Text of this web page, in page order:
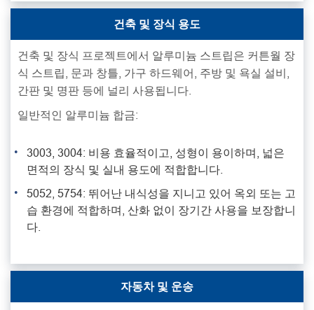
건축 및 장식 용도
건축 및 장식 프로젝트에서 알루미늄 스트립은 커튼월 장
식 스트립, 문과 창틀, 가구 하드웨어, 주방 및 욕실 설비,
간판 및 명판 등에 널리 사용됩니다.
일반적인 알루미늄 합금:
3003, 3004: 비용 효율적이고, 성형이 용이하며, 넓은
면적의 장식 및 실내 용도에 적합합니다.
5052, 5754: 뛰어난 내식성을 지니고 있어 옥외 또는 고
습 환경에 적합하며, 산화 없이 장기간 사용을 보장합니
다.
자동차 및 운송